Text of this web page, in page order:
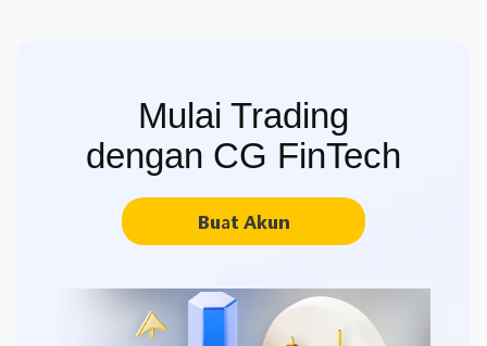
Mulai Trading
dengan CG FinTech
Buat Akun